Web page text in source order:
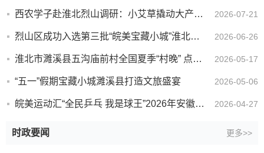
西农学子赴淮北烈山调研：小艾草撬动大产业，探寻乡村共富新路径 2026-07-21
烈山区成功入选第三批“皖美宝藏小城”淮北全域统筹打造文旅金字招牌 2026-06-26
淮北市濉溪县五沟庙前村全国夏季“村晚” 点亮乡村振兴新图景 2026-05-17
“五一”假期宝藏小城濉溪县打造文旅盛宴 2026-05-06
皖美运动汇“全民乒乓 我是球王”2026年安徽省乒乓球联赛濉溪县海选赛火热进行 2026-04-27
时政要闻 更多>>